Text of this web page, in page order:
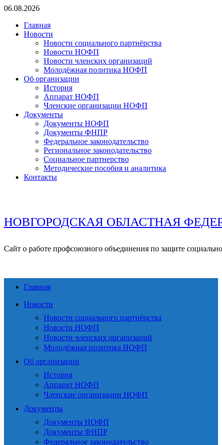
Перейти
содержимому
06.08.2026
Главная
Новости
Новости социального партнёрства
Новости НОФП
Новости членских организаций
Молодёжная политика НОФП
Об организации
История
Аппарат НОФП
Членские организации НОФП
Документы
Документы НОФП
Документы ФНПР
Федеральное законодательство
Региональное законодательство
Социальное партнерство
Методические пособия и аналитика
Контакты
НОВГОРОДСКАЯ ОБЛАСТНАЯ
Сайт о работе профсоюзного объединения по защите
Главная
Новости
Новости социального партнёрства
Новости НОФП
Новости членских организаций
Молодёжная политика НОФП
Об организации
История
Аппарат НОФП
Членские организации НОФП
Документы
Документы НОФП
Документы ФНПР
Федеральное законодательство